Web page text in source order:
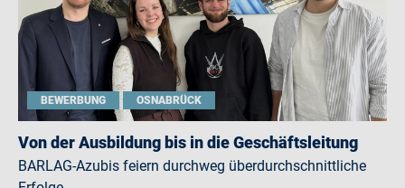
BEWERBUNG OSNABRÜCK
Von der Ausbildung bis in die Geschäftsleitung
BARLAG-Azubis feiern durchweg überdurchschnittliche